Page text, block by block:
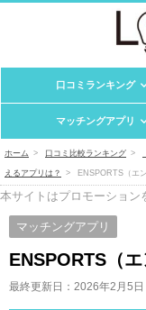
口コミランキング
マッチングアプリ
ホーム 口コミ比較ランキング
えるアプリは？ ENSPORTS（エ
本サイトはプロモーション
マッチングアプリ
ENSPORTS（
最終更新日： 2026年2月5日